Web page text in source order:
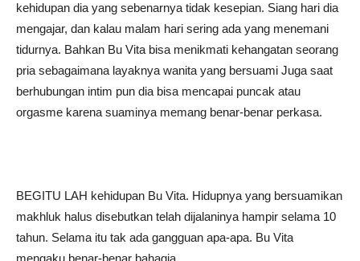
kehidupan dia yang sebenarnya tidak kesepian. Siang hari dia
mengajar, dan kalau malam hari sering ada yang menemani
tidurnya. Bahkan Bu Vita bisa menikmati kehangatan seorang
pria sebagaimana layaknya wanita yang bersuami Juga saat
berhubungan intim pun dia bisa mencapai puncak atau
orgasme karena suaminya memang benar-benar perkasa.
BEGITU LAH kehidupan Bu Vita. Hidupnya yang bersuamikan
makhluk halus disebutkan telah dijalaninya hampir selama 10
tahun. Selama itu tak ada gangguan apa-apa. Bu Vita
mengaku benar-benar bahagia.